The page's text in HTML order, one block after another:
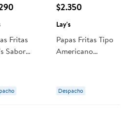
Fritas
Sabor
$2.350
Lay's
Papas Fritas Tipo
Americano
Despacho